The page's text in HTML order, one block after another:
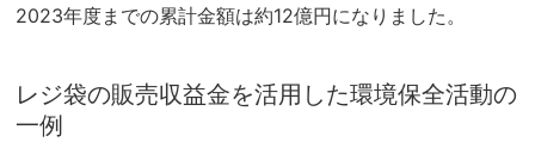
2023年度までの累計金額は約12億円になりました。
レジ袋の販売収益金を活用した環境保全活動の
一例